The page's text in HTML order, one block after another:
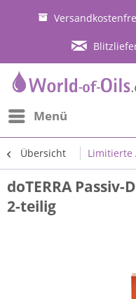
Menü
Übersicht Limitierte
doTERRA
2-teilig